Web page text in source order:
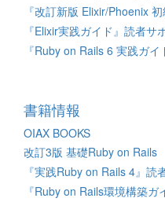
『改訂新版 Elixir/Phoenix
『Elixir実践ガイド』読者サ
『Ruby on Rails 6 実践ガ
書籍情報
OIAX BOOKS
改訂3版 基礎Ruby on Rails
『実践Ruby on Rails 4』読
『Ruby on Rails環境構築